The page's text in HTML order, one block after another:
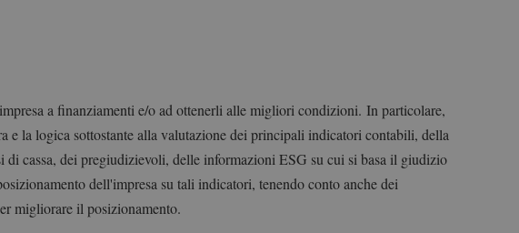
impresa a finanziamenti e/o ad ottenerli alle migliori condizioni. In particolare,
e la logica sottostante alla valutazione dei principali indicatori contabili, della
cassa, dei pregiudizievoli, delle informazioni ESG su cui si basa il giudizio
dell'impresa su tali indicatori, tenendo conto anche dei
migliorare il posizionamento.